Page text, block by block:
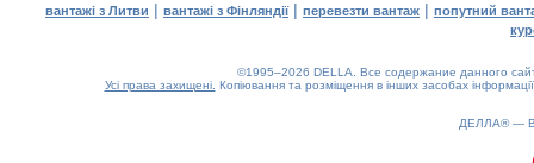
вантажі з Литви | вантажі з Фінляндії| перевезти вантаж | попутний
©1995–2026 DELLA. Все содержание данного
Усі права захищені. Копіювання та розміщення в інших засобах
ДЕЛЛА® —